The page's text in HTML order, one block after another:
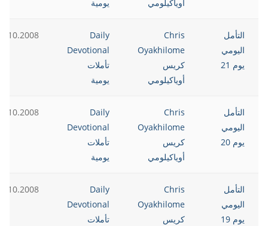
أوياكيلومي
يومية
التأمل
اليومي
يوم 21
Chris
Oyakhilome
كريس
أوياكيلومي
Daily
Devotional
تأملات
يومية
التأمل
اليومي
يوم 20
Chris
Oyakhilome
كريس
أوياكيلومي
Daily
Devotional
تأملات
يومية
التأمل
اليومي
يوم 19
Chris
Oyakhilome
كريس
Daily
Devotional
تأملات